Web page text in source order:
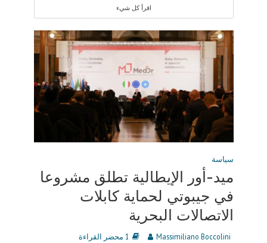
اقرأ كل شيء
سياسة
ميد-أور الإيطالية تطلق مشروعا
في جيبوتي لحماية كابلات
الاتصالات البحرية
Massimiliano Boccolini 1 محضر القراءة